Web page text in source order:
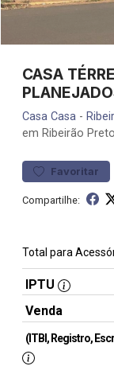
CASA
Casa Casa -
em Ribeirão Preto
Favoritar
Compartilhe:
Total para
IPTU
Venda
(ITBI, Registro,